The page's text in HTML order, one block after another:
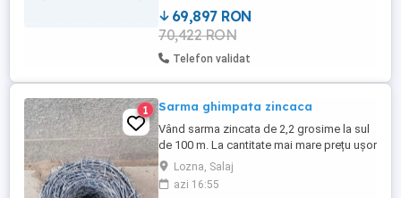
69,897 RON
70,422 RON
Telefon validat
1 Sarma ghimpata zincaca
Vând sarma zincata de 2,2 grosime la sul
de 100 m. La cantitate mai mare prețu ușor
negociabil.
Lozna, Salaj
azi 16:55